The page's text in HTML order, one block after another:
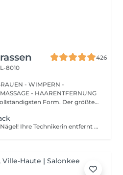
426
8010
- WIMPERN -
- HAARENTFERNUNG
Form. Der größte
Wir kümmern uns um ihre Nägel! Ihre Technikerin entfernt sanft abgestorbene hautzellen, feilt und formt ihre Nägel und poliert die oberfläche für ein glattes, natürliches finish. Unsere meister bieten kantige, hardware- oder kombinierte manicures an, je nach ihren wünschen. Wie wird eine manicure ohne nagellack durchgeführt? - raue haut wird sanft entfernt - die form der nagelplatte wird behutsam korrigiert - die Nagelhaut und seitlichen ränder werden sorgfältig bearbeitet - Nagelhautöl und handcreme werden aufgetragen, um zu pflegen und zu hydratisieren Altersbeschränkung: empfohlen ab 14 Jahren. Nachbehandlungsempfehlungen: es sind keine speziellen Nachbehandlungen erforderlich. Häufigkeit: alle 3 Wochen.